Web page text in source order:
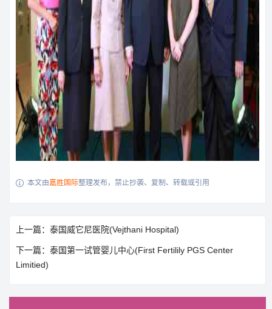
 本文由嘉胜国际整理发布，禁止抄袭、复制、转载或引用
上一篇：泰国威它尼医院(Vejthani Hospital)
下一篇：泰国第一试管婴儿中心(First Fertilily PGS Center
Limitied)